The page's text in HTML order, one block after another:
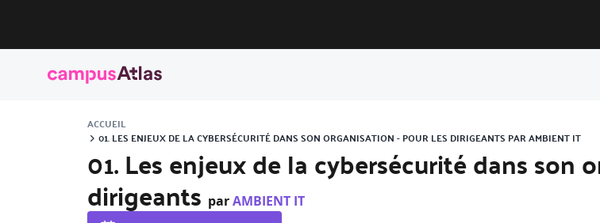
ACCUEIL
01. LES ENJEUX DE LA CYBERSÉCURITÉ DANS SON ORGANISATION - POUR LES DIRIGEANTS PAR AMBIENT IT
01. Les enjeux de la cybersécurité dans son
dirigeants parAMBIENT IT